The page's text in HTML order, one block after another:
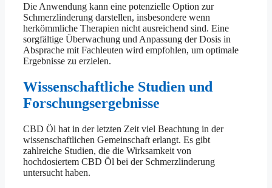
Die Anwendung kann eine potenzielle Option zur
Schmerzlinderung darstellen, insbesondere wenn
herkömmliche Therapien nicht ausreichend sind. Eine
sorgfältige Überwachung und Anpassung der Dosis in
Absprache mit Fachleuten wird empfohlen, um optimale
Ergebnisse zu erzielen.
Wissenschaftliche Studien und
Forschungsergebnisse
CBD Öl hat in der letzten Zeit viel Beachtung in der
wissenschaftlichen Gemeinschaft erlangt. Es gibt
zahlreiche Studien, die die Wirksamkeit von
hochdosiertem CBD Öl bei der Schmerzlinderung
untersucht haben.